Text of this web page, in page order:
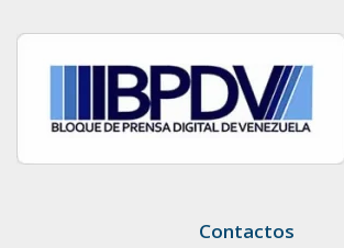
Contactos